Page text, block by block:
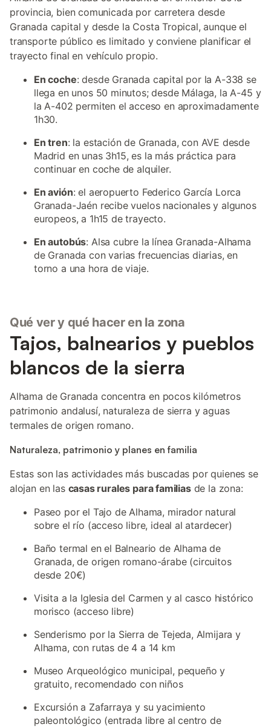
provincia, bien comunicada por carretera desde
Granada capital y desde la Costa Tropical, aunque el
transporte público es limitado y conviene planificar el
trayecto final en vehículo propio.
En coche: desde Granada capital por la A-338 se
llega en unos 50 minutos; desde Málaga, la A-45 y
la A-402 permiten el acceso en aproximadamente
1h30.
En tren: la estación de Granada, con AVE desde
Madrid en unas 3h15, es la más práctica para
continuar en coche de alquiler.
En avión: el aeropuerto Federico García Lorca
Granada-Jaén recibe vuelos nacionales y algunos
europeos, a 1h15 de trayecto.
En autobús: Alsa cubre la línea Granada-Alhama
de Granada con varias frecuencias diarias, en
torno a una hora de viaje.
Qué ver y qué hacer en la zona
Tajos, balnearios y pueblos
blancos de la sierra
Alhama de Granada concentra en pocos kilómetros
patrimonio andalusí, naturaleza de sierra y aguas
termales de origen romano.
Naturaleza, patrimonio y planes en familia
Estas son las actividades más buscadas por quienes se
alojan en las casas rurales para familiasde la zona:
Paseo por el Tajo de Alhama, mirador natural
sobre el río (acceso libre, ideal al atardecer)
Baño termal en el Balneario de Alhama de
Granada, de origen romano-árabe (circuitos
desde 20€)
Visita a la Iglesia del Carmen y al casco histórico
morisco (acceso libre)
Senderismo por la Sierra de Tejeda, Almijara y
Alhama, con rutas de 4 a 14 km
Museo Arqueológico municipal, pequeño y
gratuito, recomendado con niños
Excursión a Zafarraya y su yacimiento
paleontológico (entrada libre al centro de